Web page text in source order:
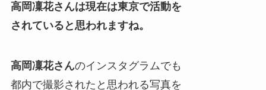
高岡凜花さんは現在は東京で活動を
されていると思われますね。
高岡凜花さんのインスタグラムでも
都内で撮影されたと思われる写真を